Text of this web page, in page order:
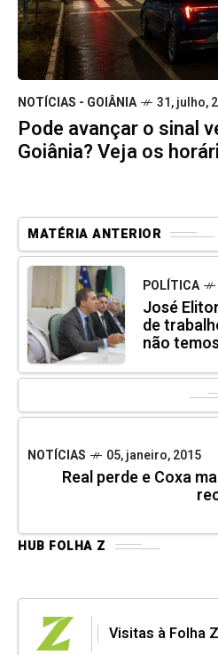
NOTÍCIAS - GOIÂNIA 31, julho,
Pode avançar o sinal
Goiânia? Veja os
MATÉRIA ANTERIOR
POLÍTICA
José
de
não
NOTÍCIAS 05, janeiro, 2015
Real perde e Coxa
HUB FOLHA Z
Visitas à Folha Z